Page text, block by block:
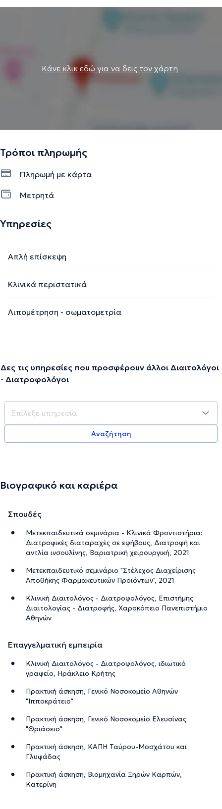
κατά την περίοδο της κύησης, στην εφηβική διατροφή και
επαληθευμένες πληροφορίες.
Κάνε κλικ εδώ για να δεις τον χάρτη
Τρόποι πληρωμής
Πληρωμή με κάρτα
Μετρητά
Υπηρεσίες
Απλή επίσκεψη
Κλινικά περιστατικά
Λιπομέτρηση - σωματομετρία
Δες τις υπηρεσίες που προσφέρουν άλλοι Διαιτολόγοι
- Διατροφολόγοι
Αναζήτηση
Βιογραφικό και καριέρα
Σπουδές
Μετεκπαιδευτικά σεμινάρια - Κλινικά Φροντιστήρια:
Διατροφικές διαταραχές σε εφήβους, Διατροφή και
αντλία ινσουλίνης, Βαριατρική χειρουργική, 2021
Μετεκπαιδευτικό σεμινάριο "Στέλεχος Διαχείρισης
Αποθήκης Φαρμακευτικών Προϊόντων", 2021
Κλινική Διαιτολόγος - Διατροφολόγος, Επιστήμης
Διαιτολογίας - Διατροφής, Χαροκόπειο Πανεπιστήμιο
Αθηνών
Επαγγελματική εμπειρία
Κλινική Διαιτολόγος - Διατροφολόγος, ιδιωτικό
γραφείο, Ηράκλειο Κρήτης
Πρακτική άσκηση, Γενικό Νοσοκομείο Αθηνών
"Ιπποκράτειο"
Πρακτική άσκηση, Γενικό Νοσοκομείο Ελευσίνας
"Θριάσειο"
Πρακτική άσκηση, ΚΑΠΗ Ταύρου-Μοσχάτου και
Γλυφάδας
Πρακτική άσκηση, Βιομηχανία Ξηρών Καρπών,
Κατερίνη